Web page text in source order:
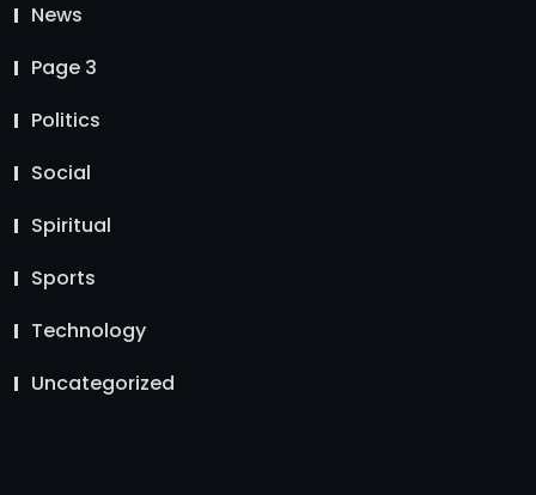
News
Page 3
Politics
Social
Spiritual
Sports
Technology
Uncategorized